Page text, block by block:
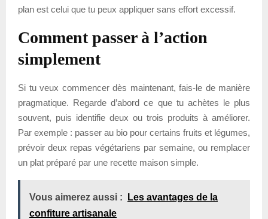
plan est celui que tu peux appliquer sans effort excessif.
Comment passer à l’action
simplement
Si tu veux commencer dès maintenant, fais-le de manière
pragmatique. Regarde d’abord ce que tu achètes le plus
souvent, puis identifie deux ou trois produits à améliorer.
Par exemple : passer au bio pour certains fruits et légumes,
prévoir deux repas végétariens par semaine, ou remplacer
un plat préparé par une recette maison simple.
Vous aimerez aussi :
Les avantages de la
confiture artisanale